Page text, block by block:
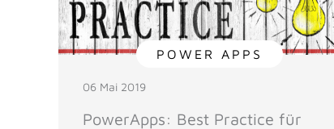
POWER APPS
06 Mai 2019
PowerApps: Best Practice für